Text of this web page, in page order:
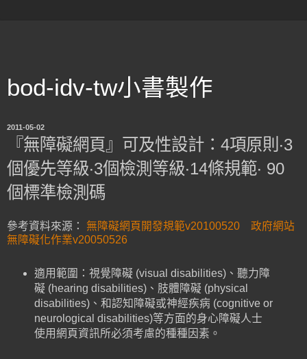
bod-idv-tw小書製作
2011-05-02
『無障礙網頁』可及性設計：4項原則‧3
個優先等級‧3個檢測等級‧14條規範‧ 90
個標準檢測碼
參考資料來源： 無障礙網頁開發規範v20100520
政府網站
無障礙化作業v20050526
適用範圍：視覺障礙 (visual disabilities)、聽力障
礙 (hearing disabilities)、肢體障礙 (physical
disabilities)、和認知障礙或神經疾病 (cognitive or
neurological disabilities)等方面的身心障礙人士
使用網頁資訊所必須考慮的種種因素。